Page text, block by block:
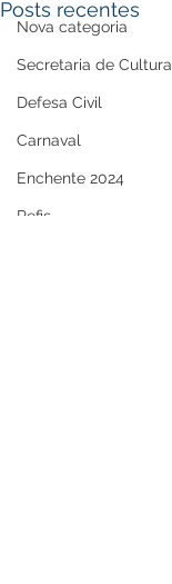
Nova categoria
Secretaria de Cultura
Defesa Civil
Carnaval
Enchente 2024
Refis
Posts recentes